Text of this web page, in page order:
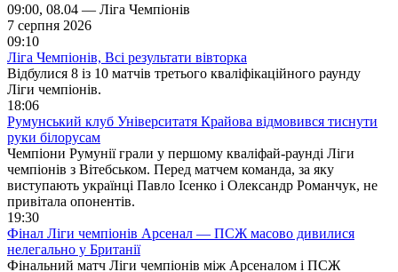
09:00, 08.04 — Ліга Чемпіонів
7 серпня 2026
09:10
Ліга Чемпіонів, Всі результати вівторка
Відбулися 8 із 10 матчів третього кваліфікаційного раунду
Ліги чемпіонів.
18:06
Румунський клуб Університатя Крайова відмовився тиснути
руки білорусам
Чемпіони Румунії грали у першому кваліфай-раунді Ліги
чемпіонів з Вітебськом. Перед матчем команда, за яку
виступають українці Павло Ісенко і Олександр Романчук, не
привітала опонентів.
19:30
Фінал Ліги чемпіонів Арсенал — ПСЖ масово дивилися
нелегально у Британії
Фінальний матч Ліги чемпіонів між Арсеналом і ПСЖ